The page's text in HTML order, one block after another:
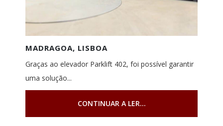
MADRAGOA, LISBOA
Graças ao elevador Parklift 402, foi possível garantir
uma solução...
CONTINUAR A LER...